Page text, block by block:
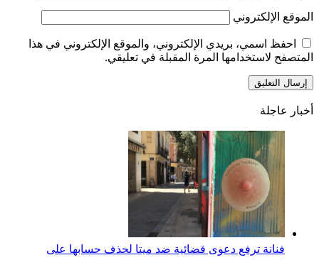
الموقع الإلكتروني
احفظ اسمي، بريدي الإلكتروني، والموقع الإلكتروني في هذا
المتصفح لاستخدامها المرة المقبلة في تعليقي.
أخبار عاجلة
فنانة ترفع دعوى قضائية ضد ميتا لحذف حسابها على